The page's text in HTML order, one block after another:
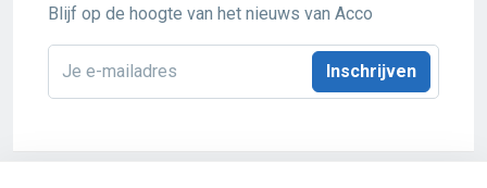
Blijf op de hoogte van het nieuws van Acco